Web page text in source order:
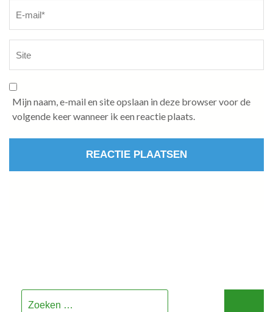
Mijn naam, e-mail en site opslaan in deze browser voor de
volgende keer wanneer ik een reactie plaats.